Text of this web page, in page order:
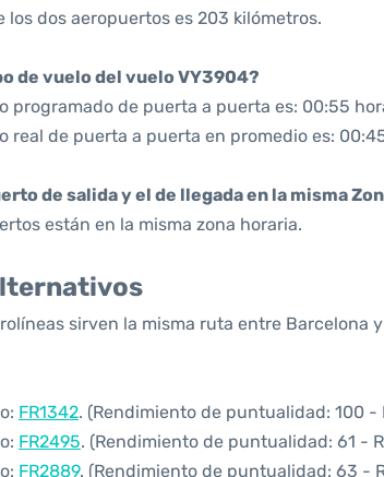
los dos aeropuertos es 203 kilómetros.
de vuelo del vuelo VY3904?
programado de puerta a puerta es: 00:55
real de puerta a puerta en promedio es:
de salida y el de llegada en la misma
están en la misma zona horaria.
sirven la misma ruta entre Barcelona
FR1342. (Rendimiento de puntualidad: 100
FR2495. (Rendimiento de puntualidad: 61 -
FR2889. (Rendimiento de puntualidad: 63 -